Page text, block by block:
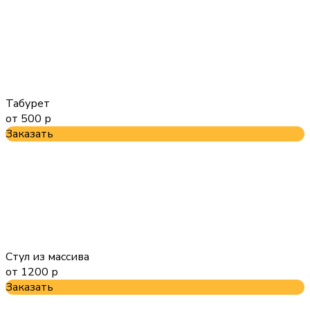
Табурет
от 500 р
Заказать
Стул из массива
от 1200 р
Заказать